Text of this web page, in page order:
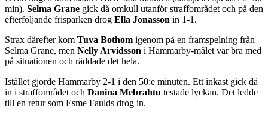
min). Selma Grane gick då omkull utanför straffområdet och på den
efterföljande frisparken drog Ella Jonasson in 1-1.
Strax därefter kom Tuva Bothom igenom på en framspelning från
Selma Grane, men Nelly Arvidsson i Hammarby-målet var bra med
på situationen och räddade det hela.
Istället gjorde Hammarby 2-1 i den 50:e minuten. Ett inkast gick då
in i straffområdet och Danina Mebrahtu testade lyckan. Det ledde
till en retur som Esme Faulds drog in.